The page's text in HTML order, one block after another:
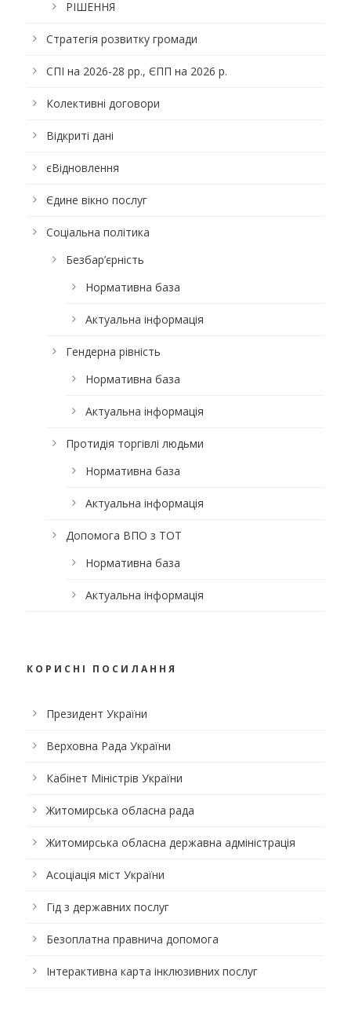
РІШЕННЯ
Стратегія розвитку громади
СПІ на 2026-28 рр., ЄПП на 2026 р.
Колективні договори
Відкриті дані
єВідновлення
Єдине вікно послуг
Соціальна політика
Безбар’єрність
Нормативна база
Актуальна інформація
Гендерна рівність
Нормативна база
Актуальна інформація
Протидія торгівлі людьми
Нормативна база
Актуальна інформація
Допомога ВПО з ТОТ
Нормативна база
Актуальна інформація
КОРИСНІ ПОСИЛАННЯ
Президент України
Верховна Рада України
Кабінет Міністрів України
Житомирська обласна рада
Житомирська обласна державна адміністрація
Асоціація міст України
Гід з державних послуг
Безоплатна правнича допомога
Інтерактивна карта інклюзивних послуг